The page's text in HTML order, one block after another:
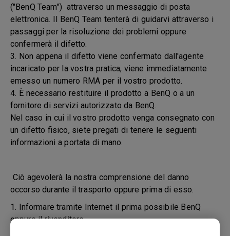
("BenQ Team") attraverso un messaggio di posta
elettronica. Il BenQ Team tenterà di guidarvi attraverso i
passaggi per la risoluzione dei problemi oppure
confermerà il difetto.
3. Non appena il difetto viene confermato dall'agente
incaricato per la vostra pratica, viene immediatamente
emesso un numero RMA per il vostro prodotto.
4. È necessario restituire il prodotto a BenQ o a un
fornitore di servizi autorizzato da BenQ.
Nel caso in cui il vostro prodotto venga consegnato con
un difetto fisico, siete pregati di tenere le seguenti
informazioni a portata di mano.
Ciò agevolerà la nostra comprensione del danno
occorso durante il trasporto oppure prima di esso.
1. Informare tramite Internet il prima possibile BenQ
oppure il rivenditore